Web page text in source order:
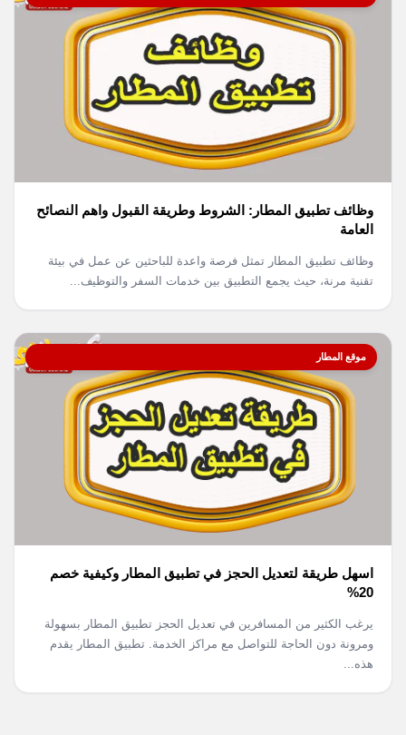
وظائف تطبيق المطار: الشروط وطريقة القبول واهم النصائح
العامة
وظائف تطبيق المطار تمثل فرصة واعدة للباحثين عن عمل في بيئة
تقنية مرنة، حيث يجمع التطبيق بين خدمات السفر والتوظيف...
موقع المطار
اسهل طريقة لتعديل الحجز في تطبيق المطار وكيفية خصم
20%
يرغب الكثير من المسافرين في تعديل الحجز تطبيق المطار بسهولة
ومرونة دون الحاجة للتواصل مع مراكز الخدمة. تطبيق المطار يقدم
هذه...